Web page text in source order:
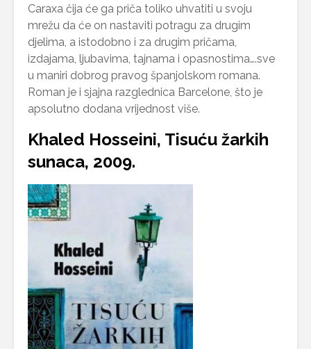
Caraxa čija će ga priča toliko uhvatiti u svoju
mrežu da će on nastaviti potragu za drugim
djelima, a istodobno i za drugim pričama,
izdajama, ljubavima, tajnama i opasnostima….sve
u maniri dobrog pravog španjolskom romana.
Roman je i sjajna razglednica Barcelone, što je
apsolutno dodana vrijednost više.
Khaled Hosseini, Tisuću žarkih
sunaca, 2009.